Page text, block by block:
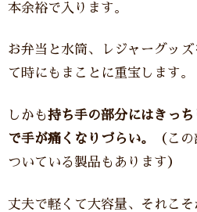
本余裕で入ります。
お弁当と水筒、レジャーグッ
て時にもまことに重宝します。
しかも持ち手の部分にはきっ
で手が痛くなりづらい。
（こ
ついている製品もあります）
丈夫で軽くて大容量、それこそ